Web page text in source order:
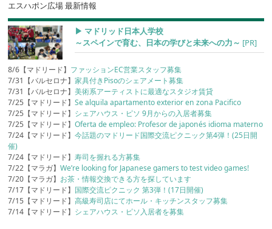
エスハポン広場 最新情報
▶︎ マドリッド日本人学校
～スペインで育む、日本の学びと未来への力～ [PR]
8/6【マドリード】 ファッションEC営業スタッフ募集
7/31【バルセロナ】家具付きPisoのシェアメート募集
7/31【バルセロナ】美術系アーティストに最適なスタジオ賃貸
7/25【マドリード】Se alquila apartamento exterior en zona Pacifico
7/25【マドリード】 シェアハウス・ピソ 9月からの入居者募集
7/25【マドリード】Oferta de empleo: Profesor de japonés idioma materno
7/24【マドリード】今話題のマドリード国際交流ピクニック第4弾！(25日開
催)
7/24【マドリード】寿司を握れる方募集
7/22【マラガ】We’re looking for Japanese gamers to test video games!
7/20【マラガ】 お茶・情報交換できる方を探しています
7/17【マドリード】 国際交流ピクニック 第3弾！(17日開催)
7/15【マドリード】高級寿司店にてホール・キッチンスタッフ募集
7/14【マドリード】 シェアハウス・ピソ入居者を募集